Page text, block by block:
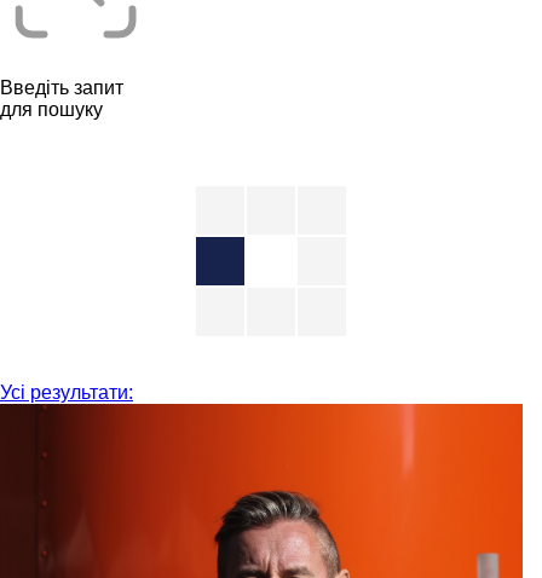
Введіть запит
для пошуку
Усі результати: